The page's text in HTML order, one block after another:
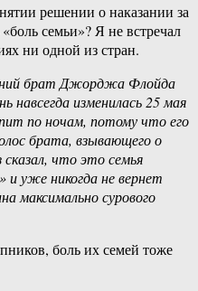
решении о наказании за
семьи»? Я не встречал
ни одной из стран.
брат Джорджа Флойда
навсегда изменилась 25 мая
по ночам, потому что его
брата, взывающего о
что это семья
и уже никогда не вернет
максимально сурового
боль их семей тоже